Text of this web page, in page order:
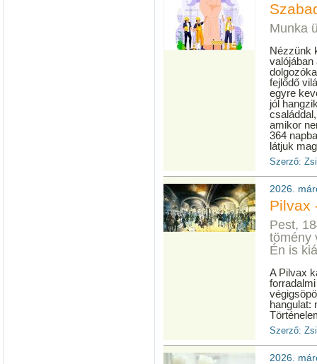
Munka
Nézzünk
valójában
fejlődő
egyre
jól
amikor
364
látjuk
Szerző:
2026.
Pilvax
Pest,
tömény
Én is
A Pilvax
hangulat:
Szerző:
2026.